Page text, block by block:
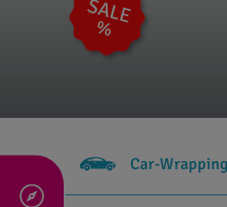
Car-Wrapping